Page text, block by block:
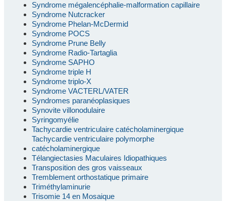
Syndrome mégalencéphalie-malformation capillaire
Syndrome Nutcracker
Syndrome Phelan-McDermid
Syndrome POCS
Syndrome Prune Belly
Syndrome Radio-Tartaglia
Syndrome SAPHO
Syndrome triple H
Syndrome triplo-X
Syndrome VACTERL/VATER
Syndromes paranéoplasiques
Synovite villonodulaire
Syringomyélie
Tachycardie ventriculaire catécholaminergique
Tachycardie ventriculaire polymorphe
catécholaminergique
Télangiectasies Maculaires Idiopathiques
Transposition des gros vaisseaux
Tremblement orthostatique primaire
Triméthylaminurie
Trisomie 14 en Mosaique